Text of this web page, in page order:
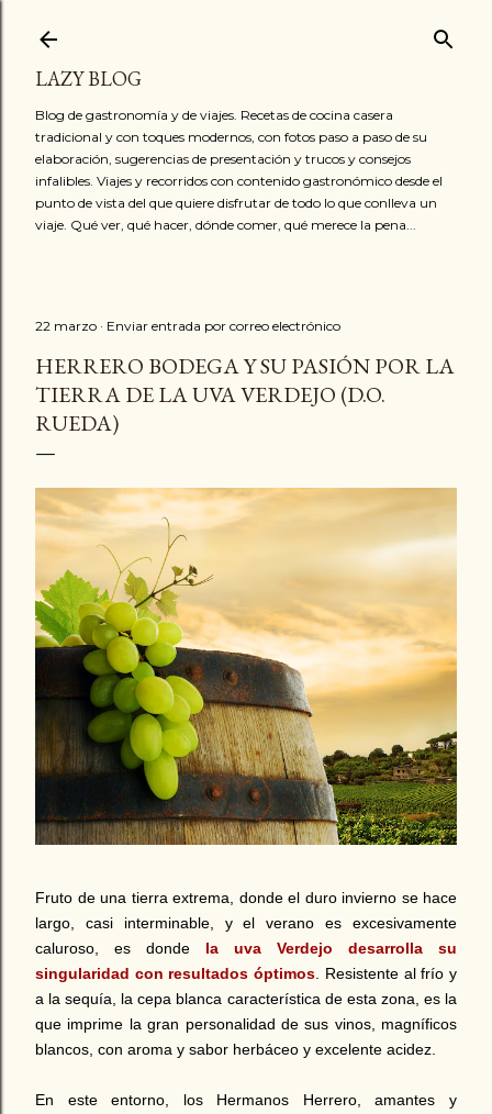
LAZY BLOG
Blog de gastronomía y de viajes. Recetas de cocina casera
tradicional y con toques modernos, con fotos paso a paso de su
elaboración, sugerencias de presentación y trucos y consejos
infalibles. Viajes y recorridos con contenido gastronómico desde el
punto de vista del que quiere disfrutar de todo lo que conlleva un
viaje. Qué ver, qué hacer, dónde comer, qué merece la pena...
22 marzo Enviar entrada por correo electrónico
HERRERO BODEGA Y SU PASIÓN POR LA
TIERRA DE LA UVA VERDEJO (D.O.
RUEDA)
Fruto de una tierra extrema, donde el duro invierno se hace
largo, casi interminable, y el verano es excesivamente
caluroso, es donde la uva Verdejo desarrolla su
singularidad con resultados óptimos . Resistente al frío y
a la sequía, la cepa blanca característica de esta zona, es la
que imprime la gran personalidad de sus vinos, magníficos
blancos, con aroma y sabor herbáceo y excelente acidez.
En este entorno, los Hermanos Herrero, amantes y